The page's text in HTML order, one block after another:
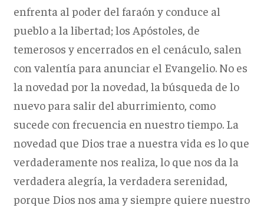
enfrenta al poder del faraón y conduce al
pueblo a la libertad; los Apóstoles, de
temerosos y encerrados en el cenáculo, salen
con valentía para anunciar el Evangelio. No es
la novedad por la novedad, la búsqueda de lo
nuevo para salir del aburrimiento, como
sucede con frecuencia en nuestro tiempo. La
novedad que Dios trae a nuestra vida es lo que
verdaderamente nos realiza, lo que nos da la
verdadera alegría, la verdadera serenidad,
porque Dios nos ama y siempre quiere nuestro